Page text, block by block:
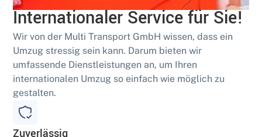
Internationaler Service für Sie!
Wir von der Multi Transport GmbH wissen, dass ein
Umzug stressig sein kann. Darum bieten wir
umfassende Dienstleistungen an, um Ihren
internationalen Umzug so einfach wie möglich zu
gestalten.
Zuverlässig